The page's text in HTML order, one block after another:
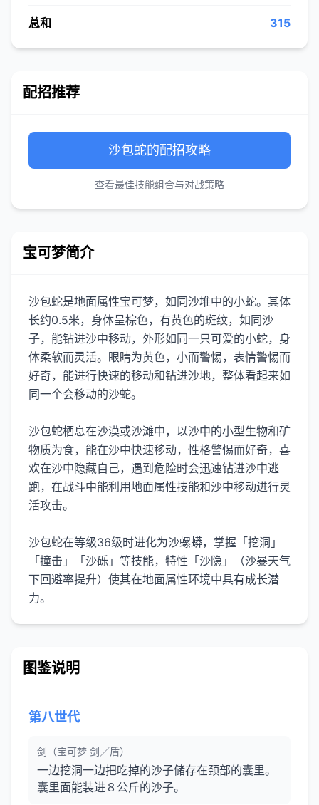
总和 315
配招推荐
沙包蛇的配招攻略
查看最佳技能组合与对战策略
宝可梦简介
沙包蛇是地面属性宝可梦，如同沙堆中的小蛇。其体
长约0.5米，身体呈棕色，有黄色的斑纹，如同沙
子，能钻进沙中移动，外形如同一只可爱的小蛇，身
体柔软而灵活。眼睛为黄色，小而警惕，表情警惕而
好奇，能进行快速的移动和钻进沙地，整体看起来如
同一个会移动的沙蛇。
沙包蛇栖息在沙漠或沙滩中，以沙中的小型生物和矿
物质为食，能在沙中快速移动，性格警惕而好奇，喜
欢在沙中隐藏自己，遇到危险时会迅速钻进沙中逃
跑，在战斗中能利用地面属性技能和沙中移动进行灵
活攻击。
沙包蛇在等级36级时进化为沙螺蟒，掌握「挖洞」
「撞击」「沙砾」等技能，特性「沙隐」（沙暴天气
下回避率提升）使其在地面属性环境中具有成长潜
力。
图鉴说明
第八世代
剑（宝可梦 剑／盾）
一边挖洞一边把吃掉的沙子储存在颈部的囊里。
囊里面能装进８公斤的沙子。